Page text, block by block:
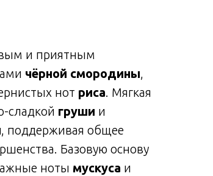
и приятным
чёрной смородины,
нот риса. Мягкая
сладкой груши и
, поддерживая общее
Базовую основу
ноты мускуса и